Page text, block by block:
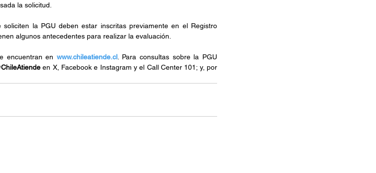
la solicitud.
la PGU deben estar inscritas previamente en el Registro
algunos antecedentes para realizar la evaluación.
encuentran en www.chileatiende.cl. Para consultas sobre la PGU
en X, Facebook e Instagram y el Call Center 101; y, por